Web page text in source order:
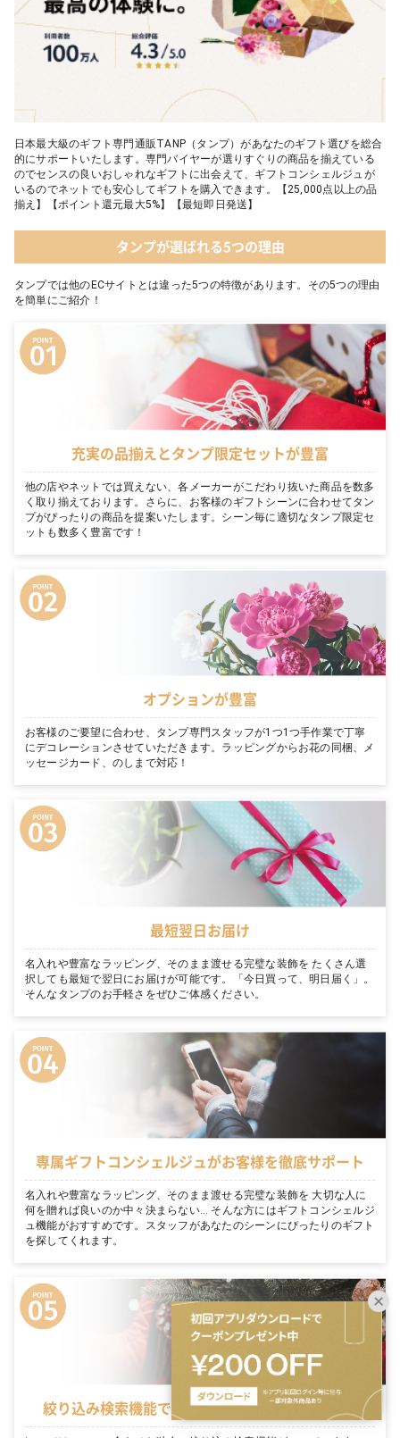
日本最大級のギフト専門通販TANP（タンプ）があなたのギフト選びを総合
的にサポートいたします。専門バイヤーが選りすぐりの商品を揃えている
のでセンスの良いおしゃれなギフトに出会えて、ギフトコンシェルジュが
いるのでネットでも安心してギフトを購入できます。【25,000点以上の品
揃え】【ポイント還元最大5%】【最短即日発送】
タンプが選ばれる5つの理由
タンプでは他のECサイトとは違った5つの特徴があります。その5つの理由
を簡単にご紹介！
充実の品揃えとタンプ限定セットが豊富
他の店やネットでは買えない、各メーカーがこだわり抜いた商品を数多
く取り揃えております。さらに、お客様のギフトシーンに合わせてタン
プがぴったりの商品を提案いたします。シーン毎に適切なタンプ限定セ
ットも数多く豊富です！
オプションが豊富
お客様のご要望に合わせ、タンプ専門スタッフが1つ1つ手作業で丁寧
にデコレーションさせていただきます。ラッピングからお花の同梱、メ
ッセージカード、のしまで対応！
最短翌日お届け
名入れや豊富なラッピング、そのまま渡せる完璧な装飾を たくさん選
択しても最短で翌日にお届けが可能です。「今日買って、明日届く」。
そんなタンプのお手軽さをぜひご体感ください。
専属ギフトコンシェルジュがお客様を徹底サポート
名入れや豊富なラッピング、そのまま渡せる完璧な装飾を 大切な人に
何を贈れば良いのか中々決まらない… そんな方にはギフトコンシェルジ
ュ機能がおすすめです。スタッフがあなたのシーンにぴったりのギフト
を探してくれます。
絞り込み検索機能でシーンに適切なギフトを表示